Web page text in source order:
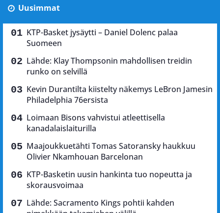
Uusimmat
KTP-Basket jysäytti – Daniel Dolenc palaa
Suomeen
Lähde: Klay Thompsonin mahdollisen treidin
runko on selvillä
Kevin Durantilta kiistelty näkemys LeBron Jamesin
Philadelphia 76ersista
Loimaan Bisons vahvistui atleettisella
kanadalaislaiturilla
Maajoukkuetähti Tomas Satoransky haukkuu
Olivier Nkamhouan Barcelonan
KTP-Basketin uusin hankinta tuo nopeutta ja
skorausvoimaa
Lähde: Sacramento Kings pohtii kahden